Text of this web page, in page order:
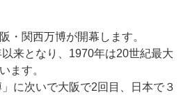
・関西万博が開幕します。
来となり、1970年は20世紀最大
ます。
に次いで大阪で2回目、日本で３